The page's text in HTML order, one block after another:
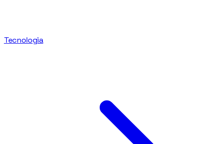
Tecnologia